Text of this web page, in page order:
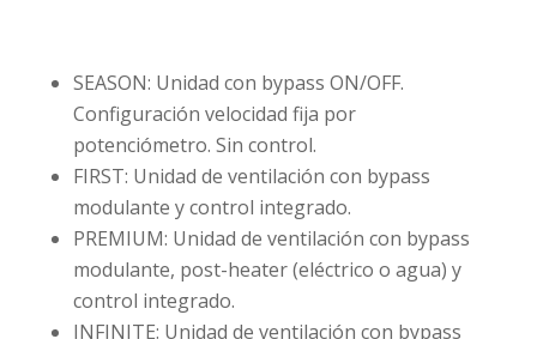
SEASON: Unidad con bypass ON/OFF.
Configuración velocidad fija por
potenciómetro. Sin control.
FIRST: Unidad de ventilación con bypass
modulante y control integrado.
PREMIUM: Unidad de ventilación con bypass
modulante, post-heater (eléctrico o agua) y
control integrado.
INFINITE: Unidad de ventilación con bypass